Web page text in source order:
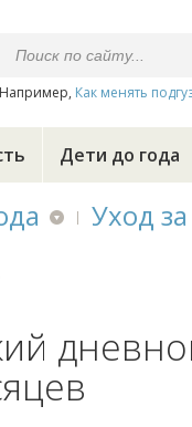
Например, Как менять
Дети до года
Уход